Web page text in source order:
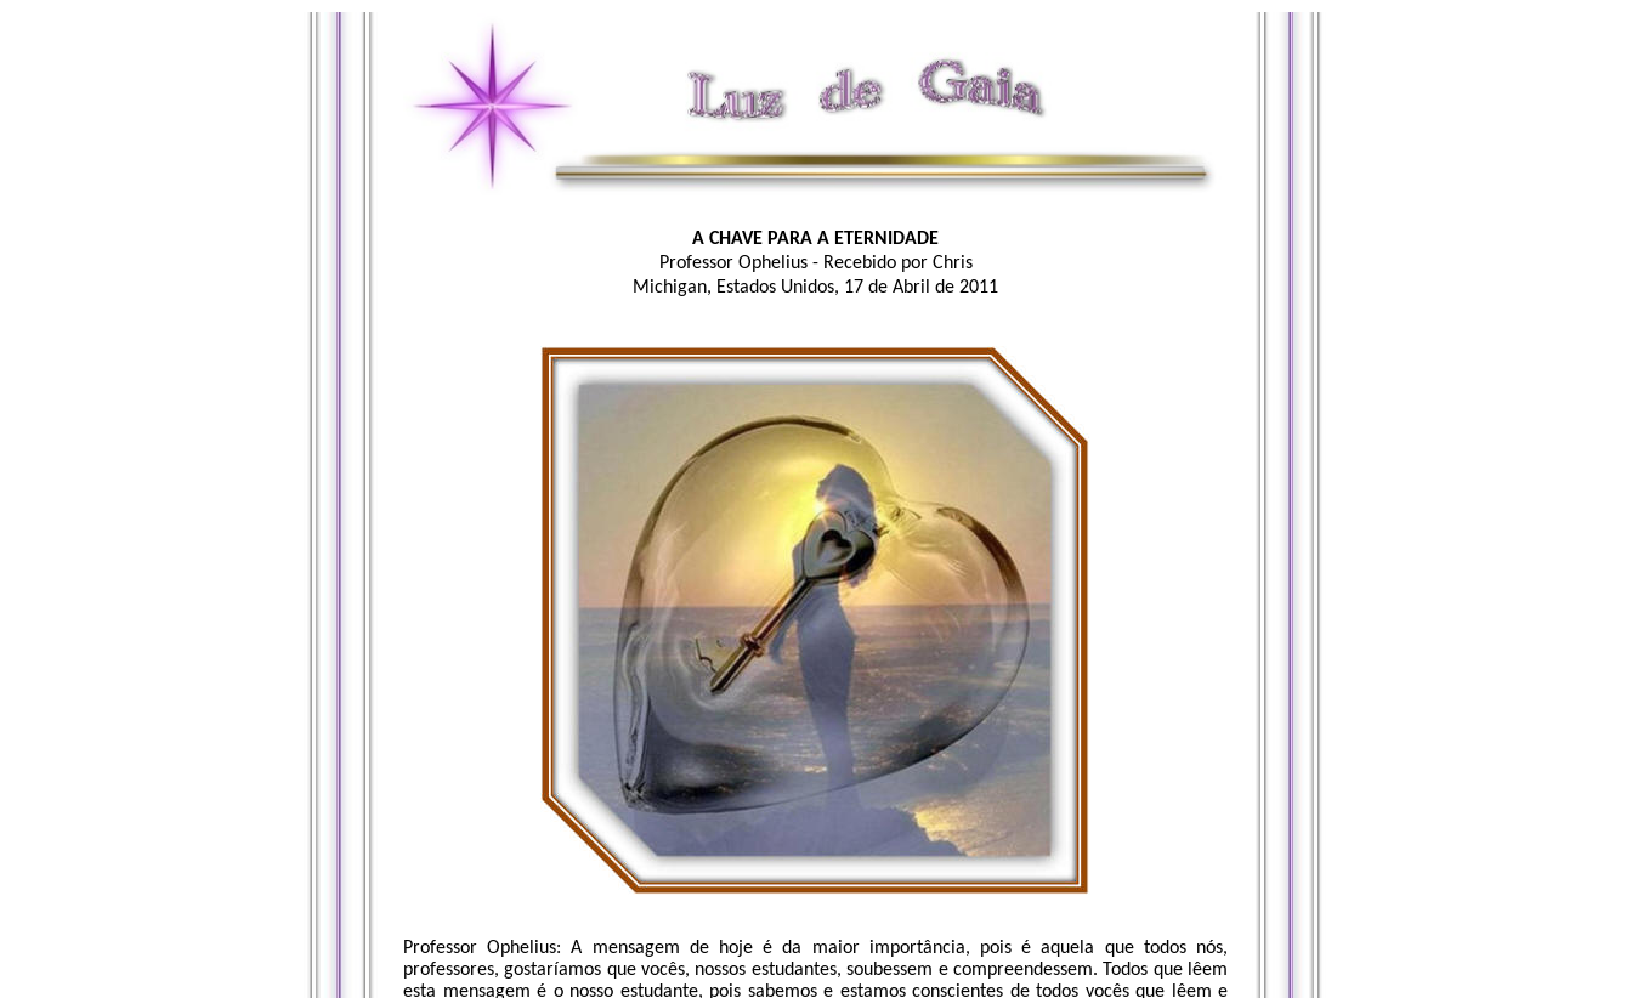
A CHAVE PARA A ETERNIDADE
Professor Ophelius - Recebido por Chris
Michigan, Estados Unidos, 17 de Abril de 2011
Professor Ophelius: A mensagem de hoje é da maior importância, pois é aquela que todos nós,
professores, gostaríamos que vocês, nossos estudantes, soubessem e compreendessem. Todos que lêem
esta mensagem é o nosso estudante, pois sabemos e estamos conscientes de todos vocês que lêem e